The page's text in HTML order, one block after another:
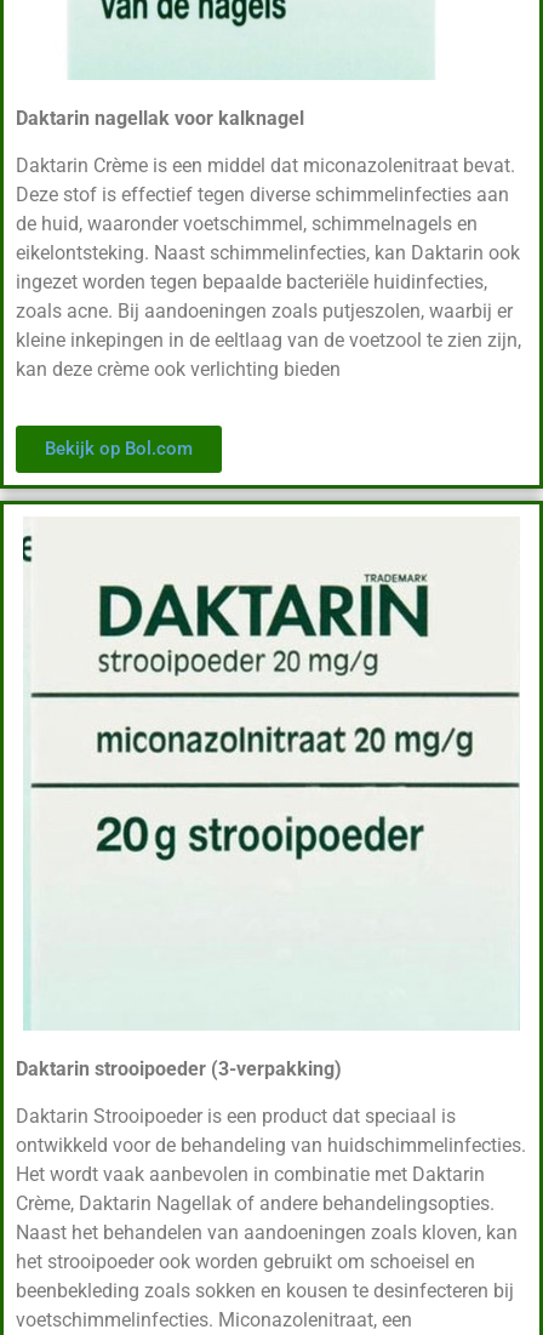
Daktarin nagellak voor kalknagel
Daktarin Crème is een middel dat miconazolenitraat bevat.
Deze stof is effectief tegen diverse schimmelinfecties aan
de huid, waaronder voetschimmel, schimmelnagels en
eikelontsteking. Naast schimmelinfecties, kan Daktarin ook
ingezet worden tegen bepaalde bacteriële huidinfecties,
zoals acne. Bij aandoeningen zoals putjeszolen, waarbij er
kleine inkepingen in de eeltlaag van de voetzool te zien zijn,
kan deze crème ook verlichting bieden
Bekijk op Bol.com
Daktarin strooipoeder (3-verpakking)
Daktarin Strooipoeder is een product dat speciaal is
ontwikkeld voor de behandeling van huidschimmelinfecties.
Het wordt vaak aanbevolen in combinatie met Daktarin
Crème, Daktarin Nagellak of andere behandelingsopties.
Naast het behandelen van aandoeningen zoals kloven, kan
het strooipoeder ook worden gebruikt om schoeisel en
beenbekleding zoals sokken en kousen te desinfecteren bij
voetschimmelinfecties. Miconazolenitraat, een